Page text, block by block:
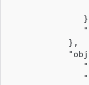
            },